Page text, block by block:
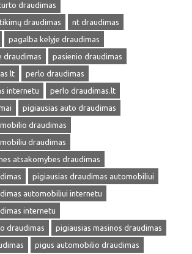
draudimas
draudimas
nt draudimas
pagalba kelyje draudimas
draudimas
pasienio draudimas
lt
perlo draudimas
internetu
perlo draudimas.lt
pigiausias auto draudimas
draudimas
draudimas
atsakomybes draudimas
pigiausias draudimas automobiliui
automobiliui internetu
internetu
draudimas
pigiausias masinos draudimas
pigus automobilio draudimas